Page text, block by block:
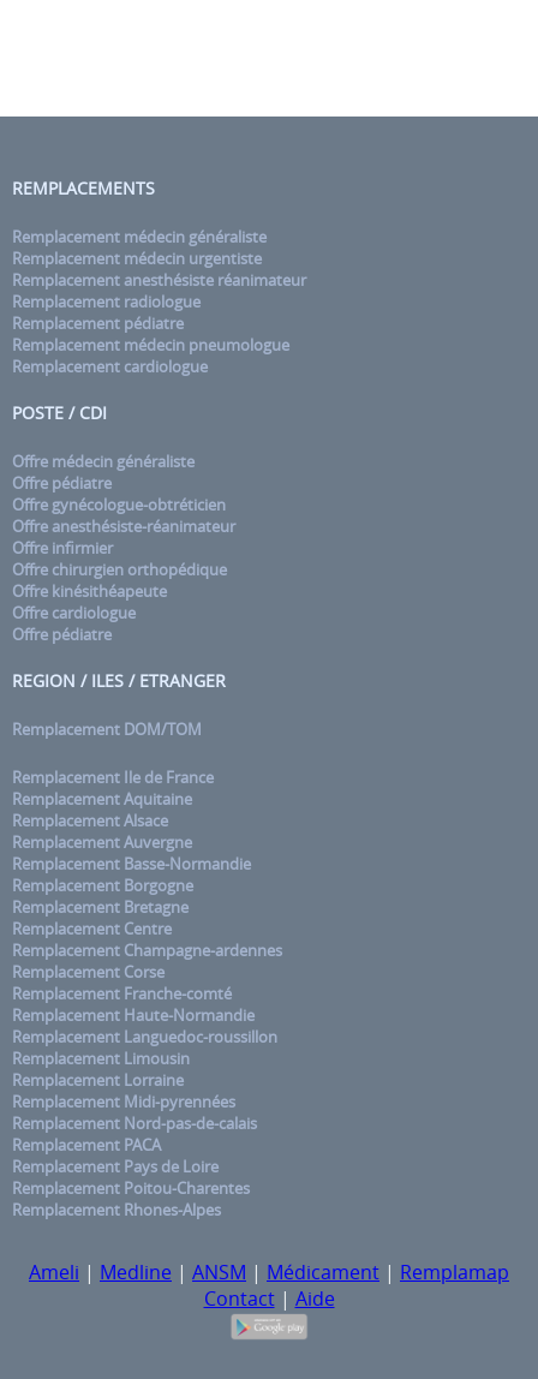
REMPLACEMENTS
Remplacement médecin généraliste
Remplacement médecin urgentiste
Remplacement anesthésiste réanimateur
Remplacement radiologue
Remplacement pédiatre
Remplacement médecin pneumologue
Remplacement cardiologue
POSTE / CDI
Offre médecin généraliste
Offre pédiatre
Offre gynécologue-obtréticien
Offre anesthésiste-réanimateur
Offre infirmier
Offre chirurgien orthopédique
Offre kinésithéapeute
Offre cardiologue
Offre pédiatre
REGION / ILES / ETRANGER
Remplacement DOM/TOM
Remplacement Ile de France
Remplacement Aquitaine
Remplacement Alsace
Remplacement Auvergne
Remplacement Basse-Normandie
Remplacement Borgogne
Remplacement Bretagne
Remplacement Centre
Remplacement Champagne-ardennes
Remplacement Corse
Remplacement Franche-comté
Remplacement Haute-Normandie
Remplacement Languedoc-roussillon
Remplacement Limousin
Remplacement Lorraine
Remplacement Midi-pyrennées
Remplacement Nord-pas-de-calais
Remplacement PACA
Remplacement Pays de Loire
Remplacement Poitou-Charentes
Remplacement Rhones-Alpes
Ameli | Medline | ANSM | Médicament | Remplamap
Contact| Aide